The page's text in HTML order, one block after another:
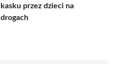
kasku przez dzieci na
drogach